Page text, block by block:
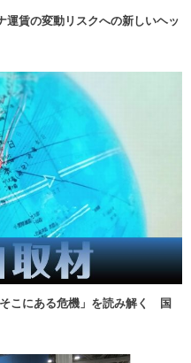
賃の変動リスクへの新しいヘッ
そこにある危機」を読み解く 国